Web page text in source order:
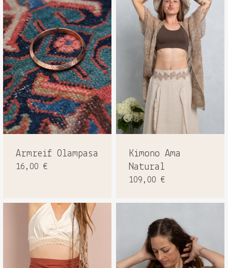
Armreif Olampasa
16,00 €
Kimono Ama
Natural
109,00 €